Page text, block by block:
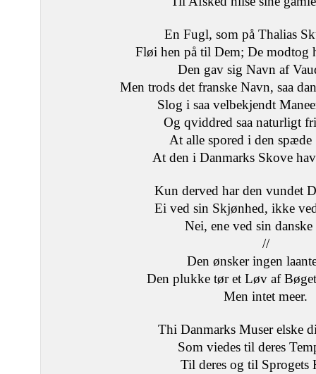
En Fugl, som på Thalias
Fløi hen på til Dem; De modtog
Den gav sig Navn af
Men trods det franske Navn, saa
Slog i saa velbekjendt
Og qviddred saa naturligt
At alle spored i den spæde
At den i Danmarks Skove
Kun derved har den vundet
Ei ved sin Skjønhed, ikke
Nei, ene ved sin danske
//
Den ønsker ingen
Den plukke tør et Løv af
Men intet meer.
Thi Danmarks Muser elske
Som viedes til deres
Til deres og til Sprogets